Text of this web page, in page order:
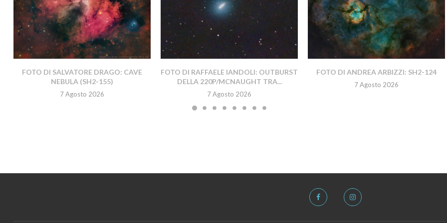
FOTO DI SALVATORE DRAGO: CAVE
NEBULA (SH2-155)
7 Agosto 2026
FOTO DI RAFFAELE IANDOLI: OUTBURST
DELLA 220P/MCNAUGHT TRA...
7 Agosto 2026
FOTO DI ANDREA ARBIZZI: SH2-124
7 Agosto 2026